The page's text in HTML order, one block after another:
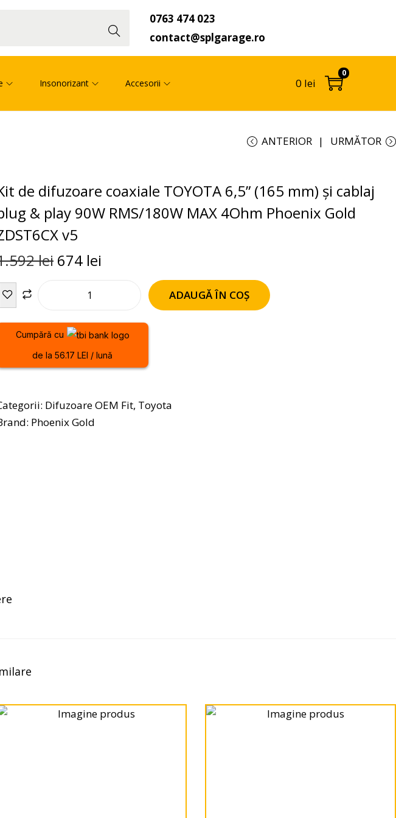
ă
0763 474 023
contact@splgarage.ro
Insonorizant Accesorii 0 lei
0
ANTERIOR URMĂTOR
de difuzoare coaxiale TOYOTA 6,5” (165 mm) și cablaj
& play 90W RMS/180W MAX 4Ohm Phoenix Gold
v5
lei 674 lei
ADAUGĂ ÎN COȘ
Cumpără cu
de la 56.17 LEI / lună
Difuzoare OEM Fit, Toyota
Phoenix Gold